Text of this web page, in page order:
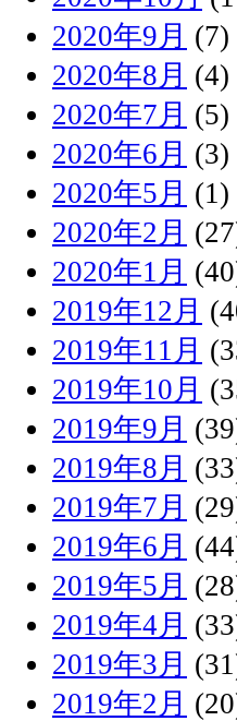
2020年9月 (7)
2020年8月 (4)
2020年7月 (5)
2020年6月 (3)
2020年5月 (1)
2020年2月
2020年1月
2019年12月
2019年11月
2019年10月
2019年9月
2019年8月
2019年7月
2019年6月
2019年5月
2019年4月
2019年3月
2019年2月